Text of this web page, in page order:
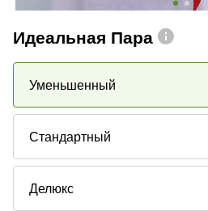
Идеальная Пара
Уменьшенный
Стандартный
Делюкс